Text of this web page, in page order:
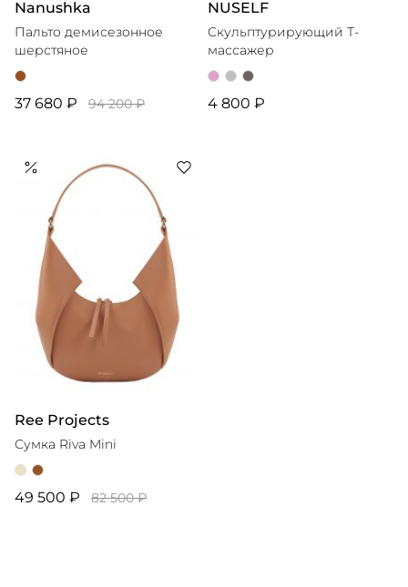
Nanushka
Пальто демисезонное
шерстяное
37 680 ₽ 94 200 ₽
NUSELF
Скульптурирующий Т-
массажер
4 800 ₽
Ree Projects
Сумка Riva Mini
49 500 ₽ 82 500 ₽